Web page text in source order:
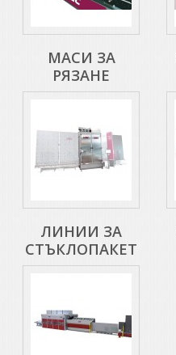
МАСИ ЗА
РЯЗАНЕ
ЛИНИИ ЗА
СТЪКЛОПАКЕТ